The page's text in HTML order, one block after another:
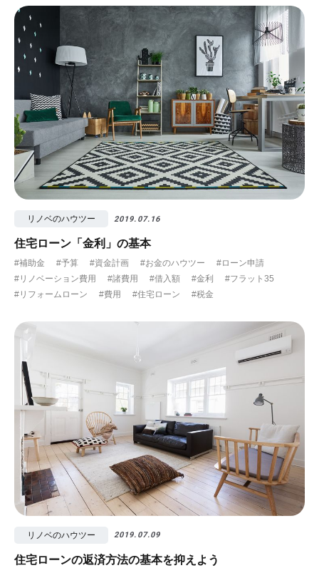
リノベのハウツー 2019.07.16
住宅ローン「金利」の基本
#補助金 #予算 #資金計画 #お金のハウツー
#ローン申請
#リノベーション費用
#諸費用 #借入額 #金利
#フラット35
#リフォームローン
#費用 #住宅ローン #税金
リノベのハウツー 2019.07.09
住宅ローンの返済方法の基本を抑えよう